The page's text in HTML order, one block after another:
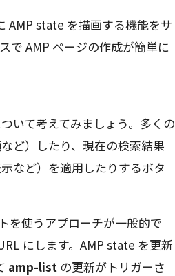
AMP state を描画する機能をサ
で AMP ページの作成が簡単に
いて考えてみましょう。多くの
ど）したり、現在の検索結果
など）を適用したりするボタ
を使うアプローチが一般的で
にします。AMP state を更新
amp-list の更新がトリガーさ